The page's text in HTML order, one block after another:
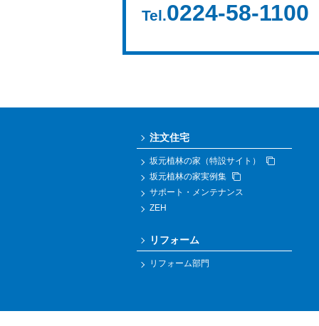
Tel.0224-58-1100
注文住宅
坂元植林の家（特設サイト）
坂元植林の家実例集
サポート・メンテナンス
ZEH
リフォーム
リフォーム部門